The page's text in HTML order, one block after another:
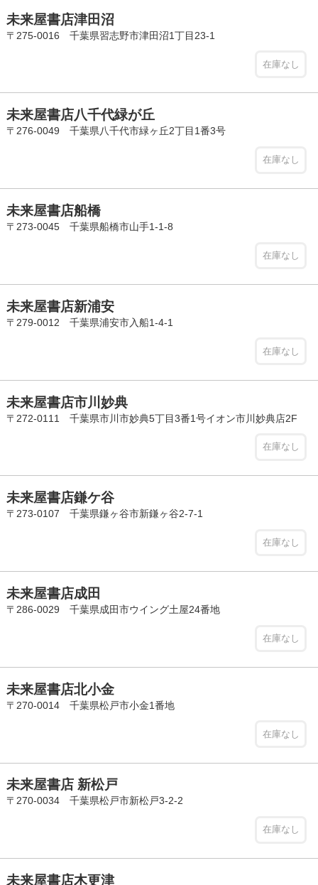
未来屋書店津田沼
〒275-0016 千葉県習志野市津田沼1丁目23-1
在庫なし
未来屋書店八千代緑が丘
〒276-0049 千葉県八千代市緑ヶ丘2丁目1番3号
在庫なし
未来屋書店船橋
〒273-0045 千葉県船橋市山手1-1-8
在庫なし
未来屋書店新浦安
〒279-0012 千葉県浦安市入船1-4-1
在庫なし
未来屋書店市川妙典
〒272-0111 千葉県市川市妙典5丁目3番1号イオン市川妙典店2F
在庫なし
未来屋書店鎌ケ谷
〒273-0107 千葉県鎌ヶ谷市新鎌ヶ谷2-7-1
在庫なし
未来屋書店成田
〒286-0029 千葉県成田市ウイング土屋24番地
在庫なし
未来屋書店北小金
〒270-0014 千葉県松戸市小金1番地
在庫なし
未来屋書店 新松戸
〒270-0034 千葉県松戸市新松戸3-2-2
在庫なし
未来屋書店木更津